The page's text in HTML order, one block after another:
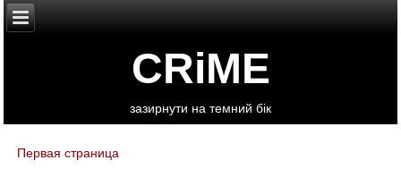
CRiME
зазирнути на темний бік
You are here
Первая страница